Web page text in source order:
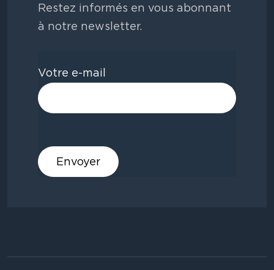
Restez informés en vous abonnant
à notre newsletter.
Votre e-mail